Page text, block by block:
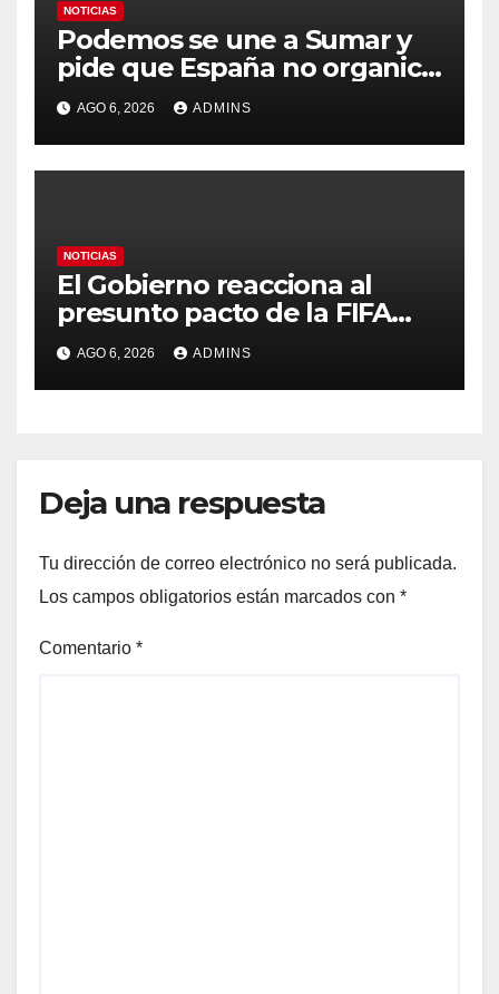
NOTICIAS
Podemos se une a Sumar y
pide que España no organice
el Mundial 2030 con
Marruecos por «atentar
contra la soberanía nacional»
AGO 6, 2026 ADMINS
NOTICIAS
El Gobierno reacciona al
presunto pacto de la FIFA
con Marruecos para acoger
la final del Mundial 2030:
«Tiene que ser en España»
AGO 6, 2026 ADMINS
Deja una respuesta
Tu dirección de correo electrónico no será publicada.
Los campos obligatorios están marcados con *
Comentario *